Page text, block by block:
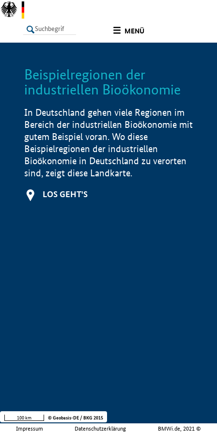
MENÜ
LISTE
Beispielregionen der
industriellen Bioökonomie
In Deutschland gehen viele Regionen im
Bereich der industriellen Bioökonomie mit
gutem Beispiel voran. Wo diese
Beispielregionen der industriellen
Bioökonomie in Deutschland zu verorten
sind, zeigt diese Landkarte.
LOS GEHT'S
Impressum Datenschutzerklärung BMWi.de, 2021 ©
100 km © Geobasis-DE / BKG 2015